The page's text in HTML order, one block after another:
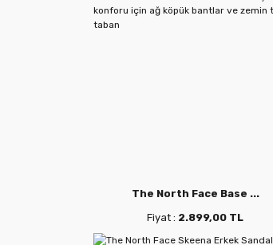
The North Face Base ...
Fiyat : 2.899,00 TL